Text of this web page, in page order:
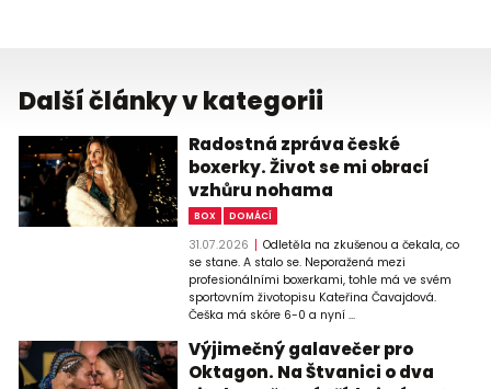
Další články v kategorii
Radostná zpráva české
boxerky. Život se mi obrací
vzhůru nohama
BOX DOMÁCÍ
31.07.2026
Odletěla na zkušenou a čekala, co
se stane. A stalo se. Neporažená mezi
profesionálními boxerkami, tohle má ve svém
sportovním životopisu Kateřina Čavajdová.
Češka má skóre 6-0 a nyní ...
Výjimečný galavečer pro
Oktagon. Na Štvanici o dva